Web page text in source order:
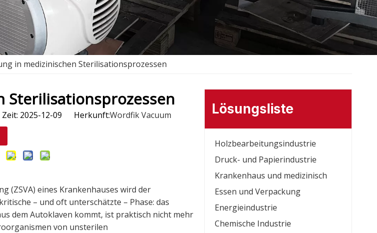
in medizinischen Sterilisationsprozessen
Sterilisationsprozessen
2025-12-09 Herkunft:Wordfik Vacuum
(ZSVA) eines Krankenhauses wird der
– und oft unterschätzte – Phase: das
dem Autoklaven kommt, ist praktisch nicht mehr
von unsterilen
Lösungsliste
Holzbearbeitungsindustrie
Druck- und Papierindustrie
Krankenhaus und medizinisch
Essen und Verpackung
Energieindustrie
Chemische Industrie